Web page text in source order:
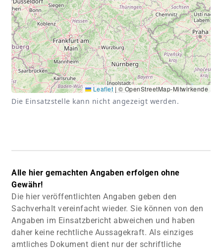
Leaflet | © OpenStreetMap-Mitwirkende
Die Einsatzstelle kann nicht angezeigt werden.
Alle hier gemachten Angaben erfolgen ohne
Gewähr!
Die hier veröffentlichten Angaben geben den
Sachverhalt vereinfacht wieder. Sie können von den
Angaben im Einsatzbericht abweichen und haben
daher keine rechtliche Aussagekraft. Als einziges
amtliches Dokument dient nur der schriftliche